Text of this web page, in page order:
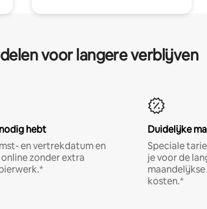
voor langere verblijven
hebt
en vertrekdatum en
zonder extra
Duidelijke
Speciale
je voor de
kosten.*